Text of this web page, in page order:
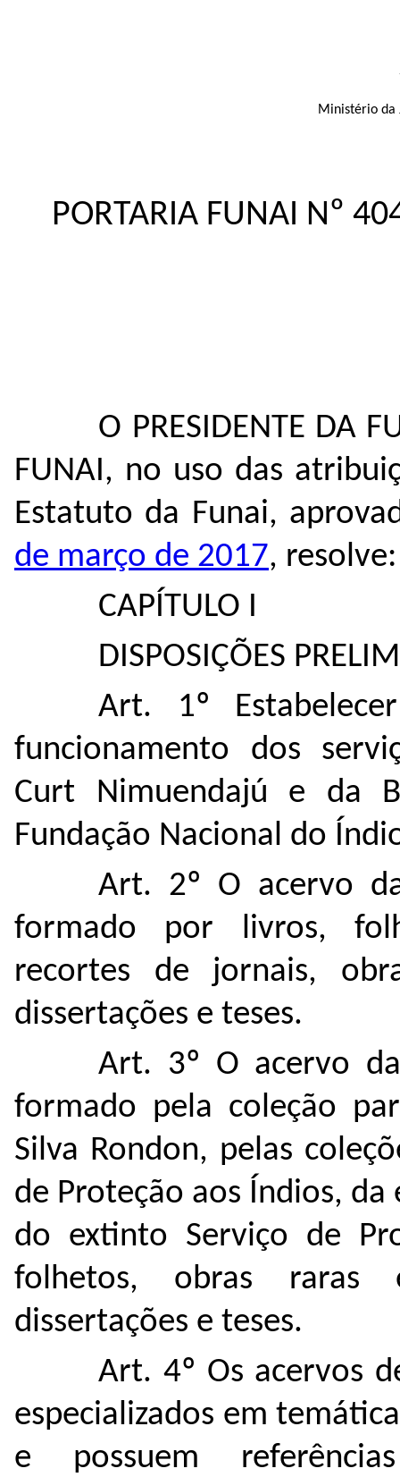
Ministério da
PORTARIA FUNAI Nº
O PRESIDENTE DA
FUNAI, no uso das
Estatuto da Funai,
de março de 2017, resolve:
CAPÍTULO I
DISPOSIÇÕES
Art. 1º
funcionamento dos
Curt Nimuendajú e da
Fundação Nacional do
Art. 2º O acervo
formado por livros,
recortes de jornais,
dissertações e teses.
Art. 3º O acervo
formado pela coleção
Silva Rondon, pelas
de Proteção aos Índios,
do extinto Serviço de
folhetos, obras raras
dissertações e teses.
Art. 4º Os acervos
especializados em
e possuem